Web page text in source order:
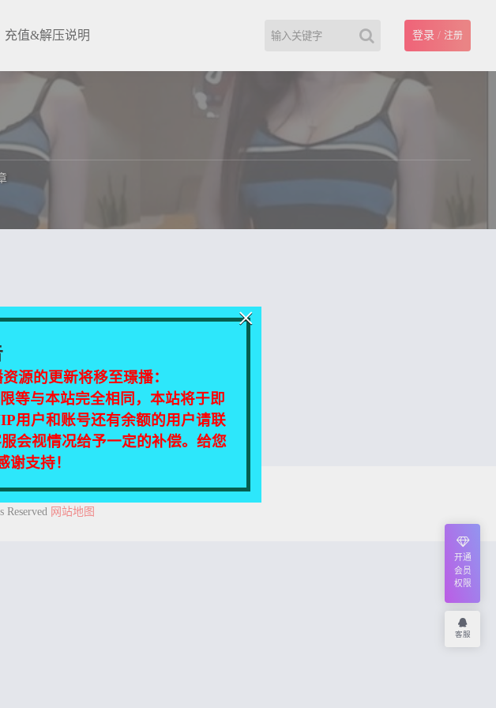
充值&解压说明 登录 / 注册
了您的权益，请联系我们，我们将尽快处理！
网站地图
源的更新将移至璟播：
等与本站完全相同，本站将于即
用户和账号还有余额的用户请联
会视情况给予一定的补偿。给您
谢支持！
×
开通
会员
权限
客服